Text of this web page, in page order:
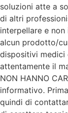
soluzioni atte a
di altri
interpellare e
alcun prodotto/
dispositivi
attentamente il
NON HANNO
informativo.
quindi di